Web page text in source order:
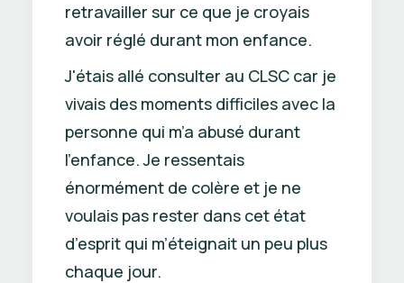
retravailler sur ce que je croyais
avoir réglé durant mon enfance.
J'étais allé consulter au CLSC car je
vivais des moments difficiles avec la
personne qui m’a abusé durant
l’enfance. Je ressentais
énormément de colère et je ne
voulais pas rester dans cet état
d’esprit qui m’éteignait un peu plus
chaque jour.